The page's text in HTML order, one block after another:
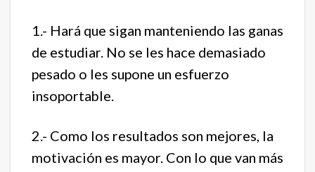
1.- Hará que sigan manteniendo las ganas
de estudiar. No se les hace demasiado
pesado o les supone un esfuerzo
insoportable.
2.- Como los resultados son mejores, la
motivación es mayor. Con lo que van más